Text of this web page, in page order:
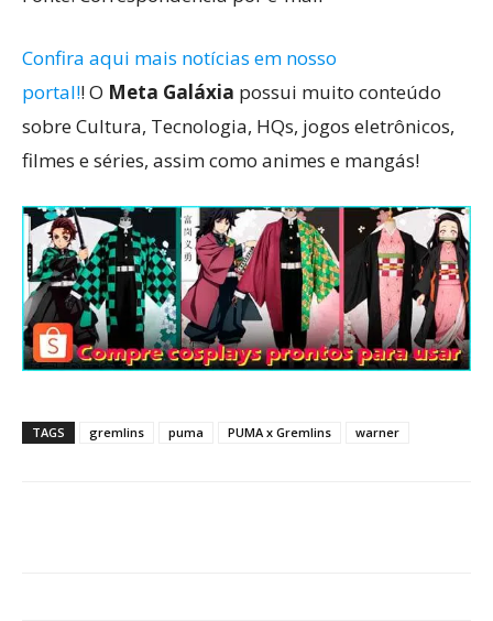
Confira aqui mais notícias em nosso
portal!! O Meta Galáxia possui muito conteúdo
sobre Cultura, Tecnologia, HQs, jogos eletrônicos,
filmes e séries, assim como animes e mangás!
TAGS gremlins puma PUMA x Gremlins warner